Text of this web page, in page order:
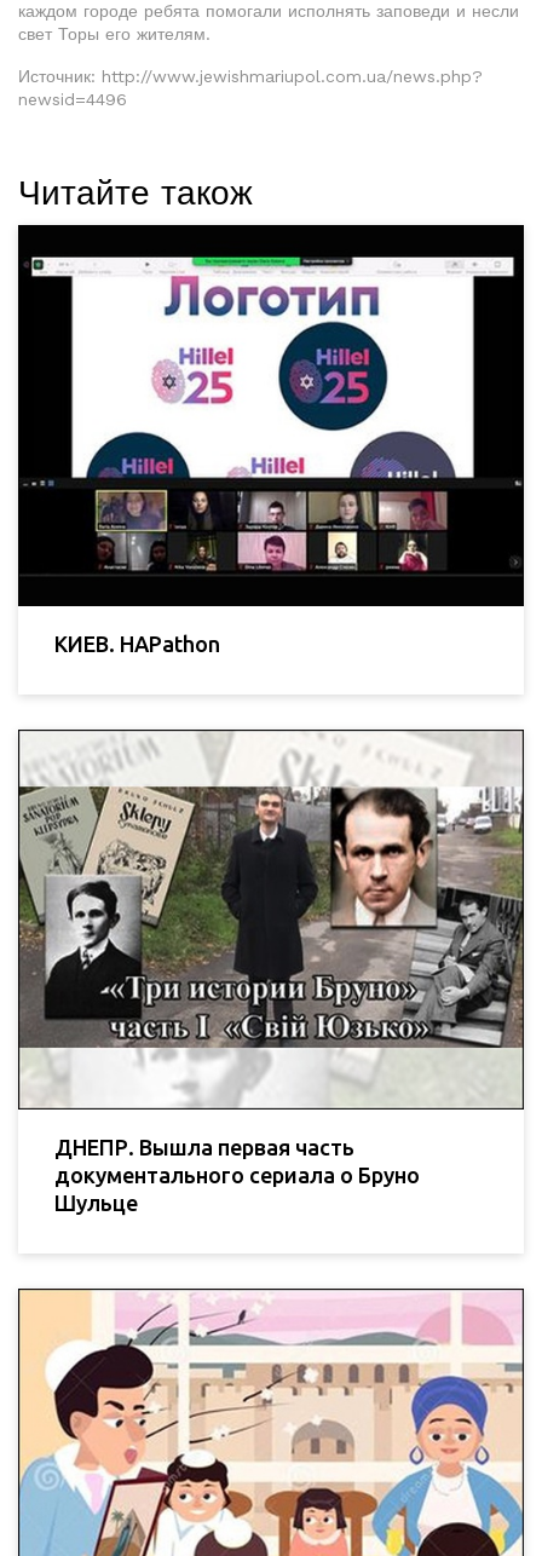
каждом городе ребята помогали исполнять заповеди и несли
свет Торы его жителям.
Источник: http://www.jewishmariupol.com.ua/news.php?
newsid=4496
Читайте також
КИЕВ. HAPathon
ДНЕПР. Вышла первая часть
документального сериала о Бруно
Шульце